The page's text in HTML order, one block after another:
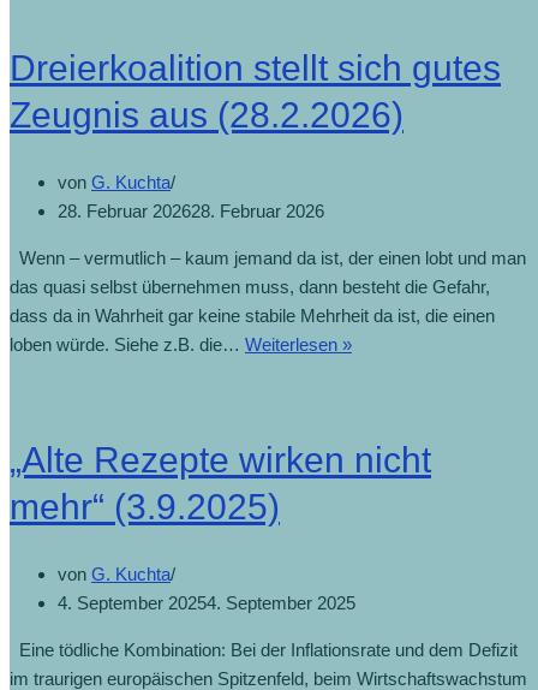
Dreierkoalition stellt sich gutes
Zeugnis aus (28.2.2026)
von G. Kuchta
28. Februar 202628. Februar 2026
Wenn – vermutlich – kaum jemand da ist, der einen lobt und man
das quasi selbst übernehmen muss, dann besteht die Gefahr,
dass da in Wahrheit gar keine stabile Mehrheit da ist, die einen
loben würde. Siehe z.B. die… Weiterlesen »
„Alte Rezepte wirken nicht
mehr“ (3.9.2025)
von G. Kuchta
4. September 20254. September 2025
Eine tödliche Kombination: Bei der Inflationsrate und dem Defizit
im traurigen europäischen Spitzenfeld, beim Wirtschaftswachstum